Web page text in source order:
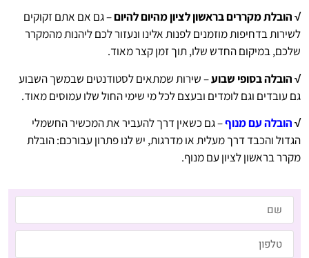
√ הובלת מקררים בראשון לציון מהיום להיום– גם אם אתם זקוקים
לשירות בדחיפות מוזמנים לפנות אלינו ונעזור לכם ליהנות מהמקרר
שלכם, במיקום החדש שלו, תוך זמן קצר מאוד.
√ הובלה בסופי שבוע– שירות שמתאים לסטודנטים שבמשך השבוע
גם עובדים וגם לומדים ובעצם לכל מי שימי החול שלו עמוסים מאוד.
√הובלה עם מנוף– גם כשאין דרך להעביר את המכשיר החשמלי
הגדול והכבד דרך מעלית או מדרגות, יש לנו פתרון עבורכם: הובלת
מקרר בראשון לציון עם מנוף.